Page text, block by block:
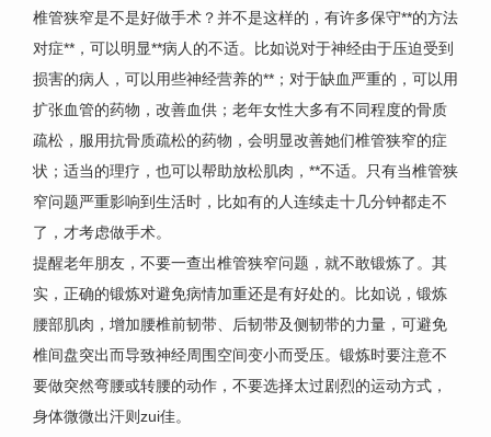
椎管狭窄是不是好做手术？并不是这样的，有许多保守**的方法
对症**，可以明显**病人的不适。比如说对于神经由于压迫受到
损害的病人，可以用些神经营养的**；对于缺血严重的，可以用
扩张血管的药物，改善血供；老年女性大多有不同程度的骨质
疏松，服用抗骨质疏松的药物，会明显改善她们椎管狭窄的症
状；适当的理疗，也可以帮助放松肌肉，**不适。只有当椎管狭
窄问题严重影响到生活时，比如有的人连续走十几分钟都走不
了，才考虑做手术。
提醒老年朋友，不要一查出椎管狭窄问题，就不敢锻炼了。其
实，正确的锻炼对避免病情加重还是有好处的。比如说，锻炼
腰部肌肉，增加腰椎前韧带、后韧带及侧韧带的力量，可避免
椎间盘突出而导致神经周围空间变小而受压。锻炼时要注意不
要做突然弯腰或转腰的动作，不要选择太过剧烈的运动方式，
身体微微出汗则zui佳。